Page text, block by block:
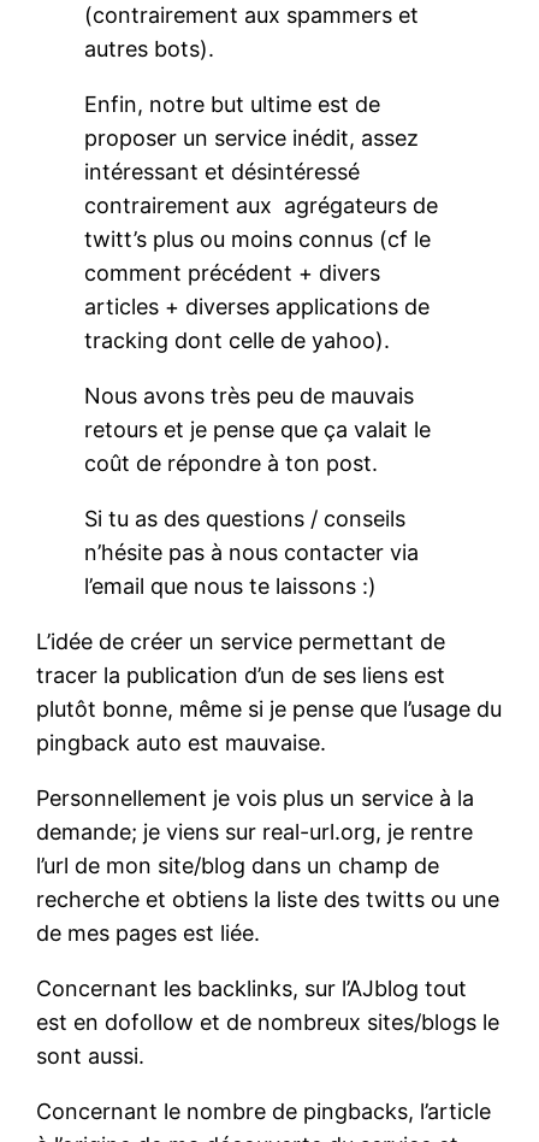
(contrairement aux spammers et
autres bots).
Enfin, notre but ultime est de
proposer un service inédit, assez
intéressant et désintéressé
contrairement aux agrégateurs de
twitt’s plus ou moins connus (cf le
comment précédent + divers
articles + diverses applications de
tracking dont celle de yahoo).
Nous avons très peu de mauvais
retours et je pense que ça valait le
coût de répondre à ton post.
Si tu as des questions / conseils
n’hésite pas à nous contacter via
l’email que nous te laissons :)
L’idée de créer un service permettant de
tracer la publication d’un de ses liens est
plutôt bonne, même si je pense que l’usage du
pingback auto est mauvaise.
Personnellement je vois plus un service à la
demande; je viens sur real-url.org, je rentre
l’url de mon site/blog dans un champ de
recherche et obtiens la liste des twitts ou une
de mes pages est liée.
Concernant les backlinks, sur l’AJblog tout
est en dofollow et de nombreux sites/blogs le
sont aussi.
Concernant le nombre de pingbacks, l’article